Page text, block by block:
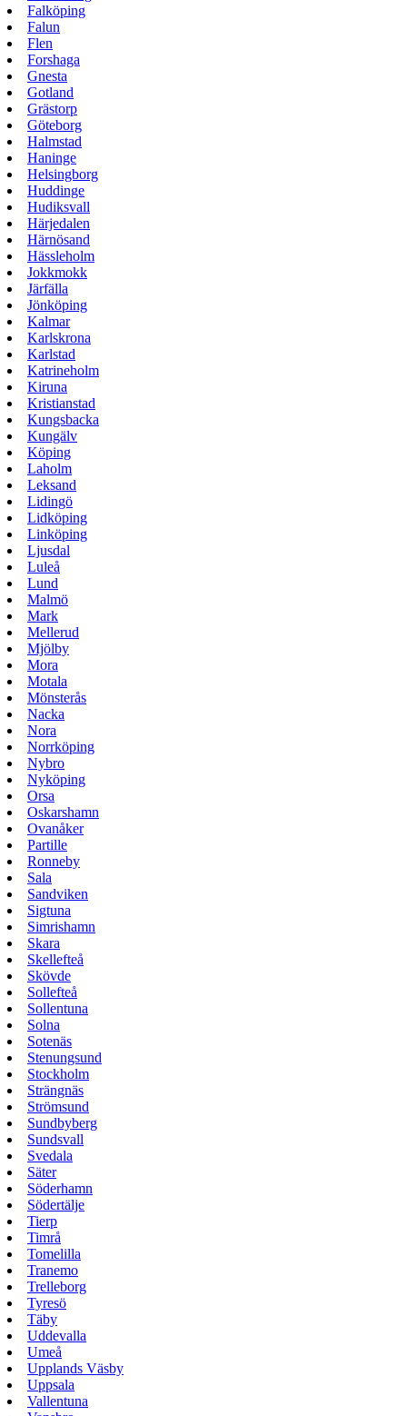
Falköping
Falun
Flen
Forshaga
Gnesta
Gotland
Grästorp
Göteborg
Halmstad
Haninge
Helsingborg
Huddinge
Hudiksvall
Härjedalen
Härnösand
Hässleholm
Jokkmokk
Järfälla
Jönköping
Kalmar
Karlskrona
Karlstad
Katrineholm
Kiruna
Kristianstad
Kungsbacka
Kungälv
Köping
Laholm
Leksand
Lidingö
Lidköping
Linköping
Ljusdal
Luleå
Lund
Malmö
Mark
Mellerud
Mjölby
Mora
Motala
Mönsterås
Nacka
Nora
Norrköping
Nybro
Nyköping
Orsa
Oskarshamn
Ovanåker
Partille
Ronneby
Sala
Sandviken
Sigtuna
Simrishamn
Skara
Skellefteå
Skövde
Sollefteå
Sollentuna
Solna
Sotenäs
Stenungsund
Stockholm
Strängnäs
Strömsund
Sundbyberg
Sundsvall
Svedala
Säter
Söderhamn
Södertälje
Tierp
Timrå
Tomelilla
Tranemo
Trelleborg
Tyresö
Täby
Uddevalla
Umeå
Upplands Väsby
Uppsala
Vallentuna